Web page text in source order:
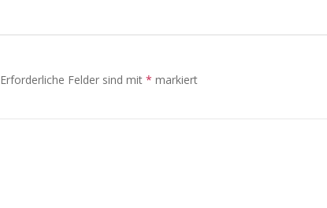
Erforderliche Felder sind mit * markiert